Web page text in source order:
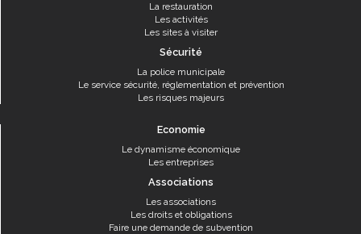
La restauration
Les activités
Les sites à visiter
Sécurité
La police municipale
Le service sécurité, réglementation et prévention
Les risques majeurs
Economie
Le dynamisme économique
Les entreprises
Associations
Les associations
Les droits et obligations
Faire une demande de subvention